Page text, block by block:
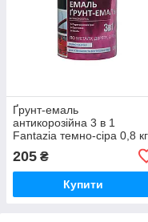
Ґрунт-емаль
антикорозійна 3 в 1
Fantazia темно-сіра 0,8 кг
205 ₴
Купити